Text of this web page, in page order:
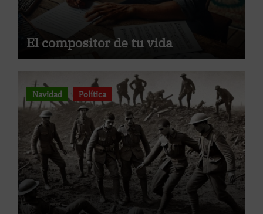
El compositor de tu vida
Navidad Política